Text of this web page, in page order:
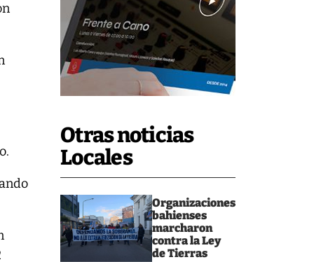
Otras noticias
Locales
Organizaciones
bahienses
marcharon
contra la Ley
de Tierras